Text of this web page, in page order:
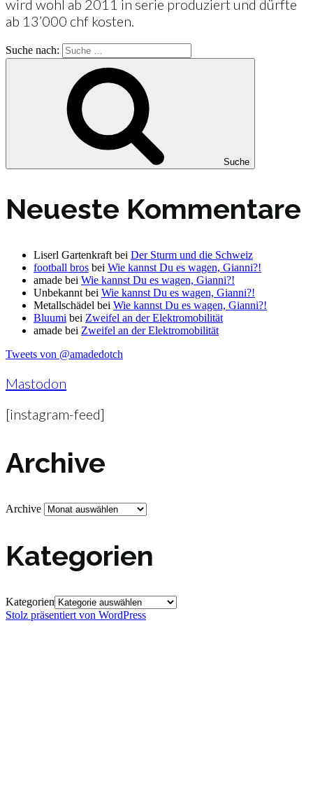
wird wohl ab 2011 in serie produziert und dürfte
ab 13’000 chf kosten.
Suche nach:
Suche
Neueste Kommentare
Liserl Gartenkraft bei Der Sturm und die Schweiz
football bros bei Wie kannst Du es wagen, Gianni?!
amade bei Wie kannst Du es wagen, Gianni?!
Unbekannt bei Wie kannst Du es wagen, Gianni?!
Metallschädel bei Wie kannst Du es wagen, Gianni?!
Bluumi bei Zweifel an der Elektromobilität
amade bei Zweifel an der Elektromobilität
Tweets von @amadedotch
Mastodon
[instagram-feed]
Archive
Archive
Kategorien
Kategorien
Stolz präsentiert von WordPress